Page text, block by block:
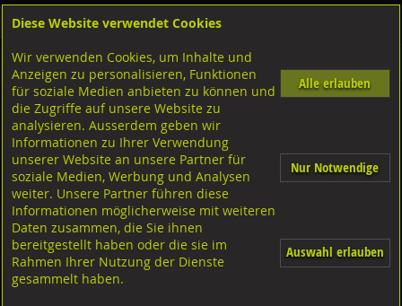
Shop Muttern Innengewinde Sechskantmuttern
ähnlich DIN 934 WW8 verzinkt, ~DIN934
Diese Website verwendet Cookies
Wir verwenden Cookies, um Inhalte und
Anzeigen zu personalisieren, Funktionen
für soziale Medien anbieten zu können und
die Zugriffe auf unsere Website zu
analysieren. Ausserdem geben wir
Informationen zu Ihrer Verwendung
unserer Website an unsere Partner für
soziale Medien, Werbung und Analysen
weiter. Unsere Partner führen diese
Informationen möglicherweise mit weiteren
Daten zusammen, die Sie ihnen
bereitgestellt haben oder die sie im
Rahmen Ihrer Nutzung der Dienste
gesammelt haben.
Alle erlauben
Nur Notwendige
Auswahl erlauben